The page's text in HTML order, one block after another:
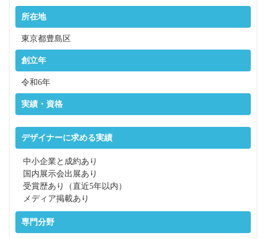
所在地
東京都豊島区
創立年
令和6年
実績・資格
デザイナーに求める実績
中小企業と成約あり
国内展示会出展あり
受賞歴あり（直近5年以内）
メディア掲載あり
専門分野